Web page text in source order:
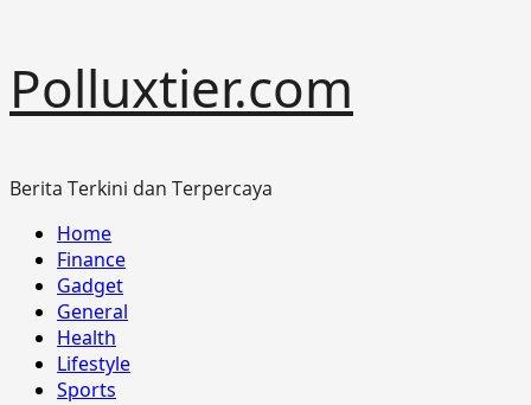
to
content
Polluxtier.com
Berita Terkini dan Terpercaya
Primary
Menu
Home
Finance
Gadget
General
Health
Lifestyle
Sports